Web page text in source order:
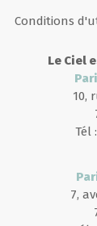
Conditions
Le Ciel
10,
Tél
7,